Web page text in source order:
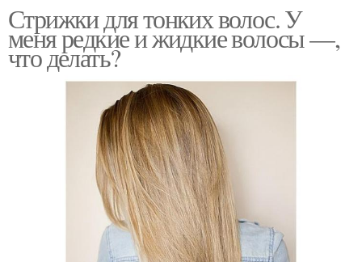
Слоистая стрижка
Стрижки на короткие
волосы
Слоистые стрижки
Стрижки на тонкие
волосы
Стрижки для тонких и
Стрижки для тонких волос. У
меня редкие и жидкие волосы —,
что делать?